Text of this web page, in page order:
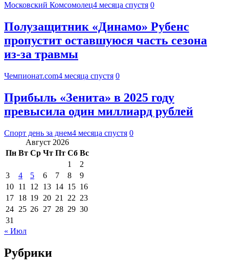
Московский Комсомолец4 месяца спустя 0
Полузащитник «Динамо» Рубенс
пропустит оставшуюся часть сезона
из-за травмы
Чемпионат.com4 месяца спустя 0
Прибыль «Зенита» в 2025 году
превысила один миллиард рублей
Спорт день за днем4 месяца спустя 0
Август 2026
Пн Вт Ср Чт Пт Сб Вс
1
2
3
4 5 6 7 8
9
10 11 12 13 14 15 16
17 18 19 20 21 22 23
24 25 26 27 28 29 30
31
« Июл
Рубрики